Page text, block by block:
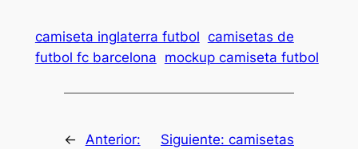
camiseta inglaterra futbol camisetas de
futbol fc barcelona mockup camiseta futbol
← Anterior:
Siguiente: camisetas